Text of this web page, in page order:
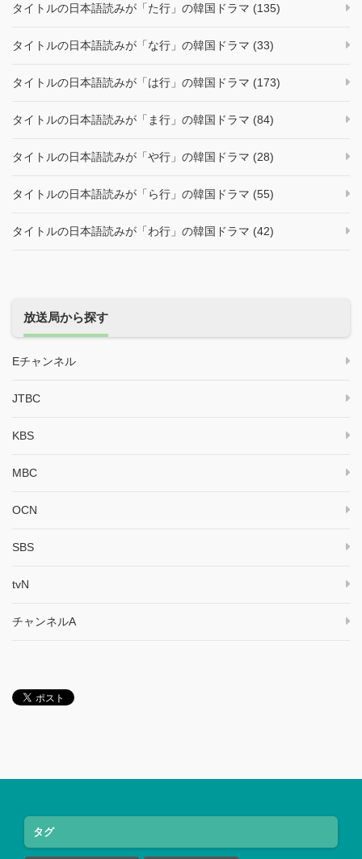
タイトルの日本語読みが「た行」の韓国ドラマ (135)
タイトルの日本語読みが「な行」の韓国ドラマ (33)
タイトルの日本語読みが「は行」の韓国ドラマ (173)
タイトルの日本語読みが「ま行」の韓国ドラマ (84)
タイトルの日本語読みが「や行」の韓国ドラマ (28)
タイトルの日本語読みが「ら行」の韓国ドラマ (55)
タイトルの日本語読みが「わ行」の韓国ドラマ (42)
放送局から探す
Eチャンネル
JTBC
KBS
MBC
OCN
SBS
tvN
チャンネルA
タグ